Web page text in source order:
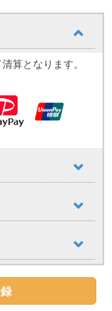
00～19：00）
7分
合がございま
してます♪
）
標準装備
ただきます。
でご了承くださ
運転可。
をお願いする場合
算となります。